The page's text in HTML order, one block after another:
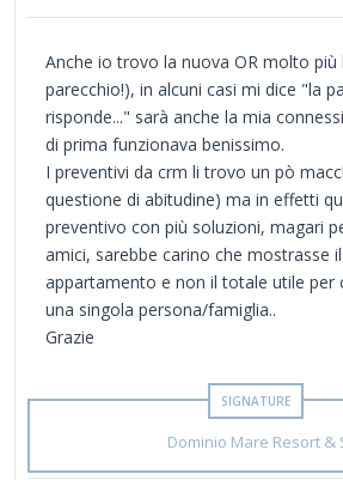
Anche io trovo la nuova OR molto più
parecchio!), in alcuni casi mi dice "la
risponde..." sarà anche la mia
di prima funzionava benissimo.
I preventivi da crm li trovo un pò
questione di abitudine) ma in effetti
preventivo con più soluzioni, magari
amici, sarebbe carino che mostrasse
appartamento e non il totale utile per
una singola persona/famiglia..
Grazie
Dominio Mare Resort &